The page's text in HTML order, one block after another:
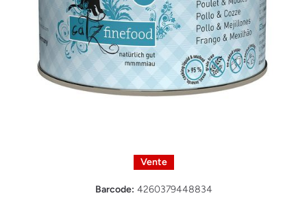
Vente
Barcode: 4260379448834